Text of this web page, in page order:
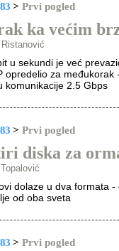
> Prvi pogled
ka većim
Ristanović
u sekundi je već
opredelio za
komunikacije 2.5 Gbps
> Prvi pogled
diska za
dolaze u dva formata
od oba sveta
> Prvi pogled